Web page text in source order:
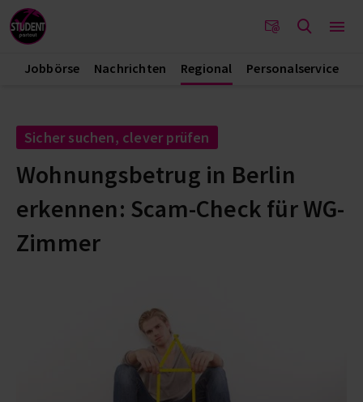
Jobbörse Nachrichten Regional Personalservice
Sicher suchen, clever prüfen
Wohnungsbetrug in Berlin
erkennen: Scam-Check für WG-
Zimmer